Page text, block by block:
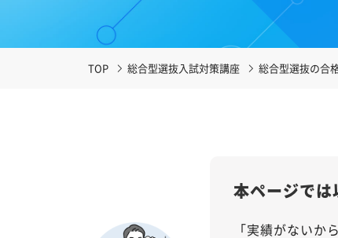
TOP 総合型選抜入試対策講座 総合型選抜の合
本ページでは
「実績がないか